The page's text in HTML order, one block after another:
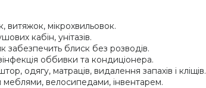
витяжок, мікрохвильовок.
кабін, унітазів.
забезпечить блиск без розводів.
оббивки та кондиціонера.
одягу, матраців, видалення запахів і кліщів.
меблями, велосипедами, інвентарем.